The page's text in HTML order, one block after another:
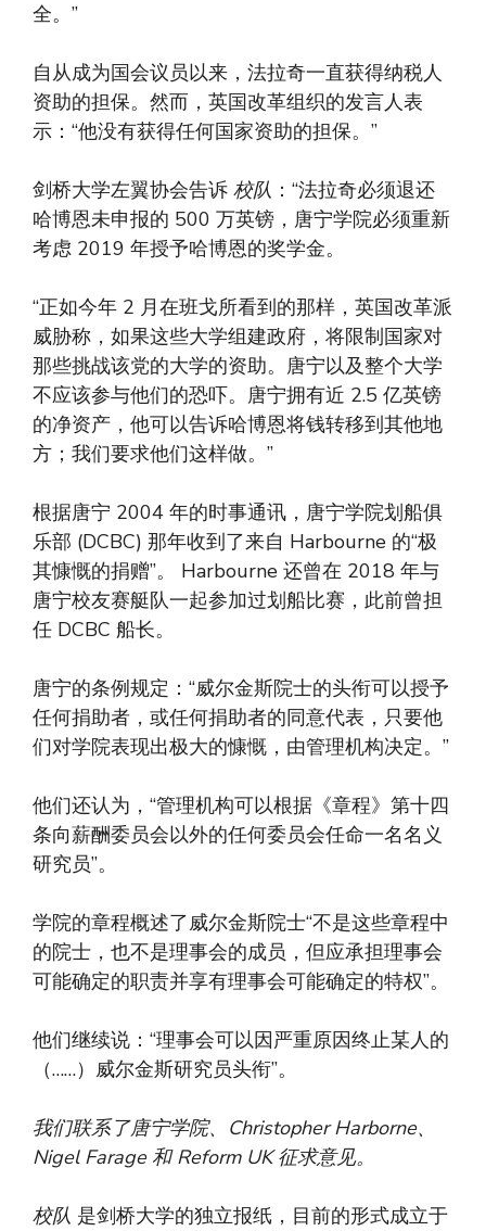
全。”
自从成为国会议员以来，法拉奇一直获得纳税人
资助的担保。然而，英国改革组织的发言人表
示：“他没有获得任何国家资助的担保。”
剑桥大学左翼协会告诉 校队 ：“法拉奇必须退还
哈博恩未申报的 500 万英镑，唐宁学院必须重新
考虑 2019 年授予哈博恩的奖学金。
“正如今年 2 月在班戈所看到的那样，英国改革派
威胁称，如果这些大学组建政府，将限制国家对
那些挑战该党的大学的资助。唐宁以及整个大学
不应该参与他们的恐吓。唐宁拥有近 2.5 亿英镑
的净资产，他可以告诉哈博恩将钱转移到其他地
方；我们要求他们这样做。”
根据唐宁 2004 年的时事通讯，唐宁学院划船俱
乐部 (DCBC) 那年收到了来自 Harbourne 的“极
其慷慨的捐赠”。 Harbourne 还曾在 2018 年与
唐宁校友赛艇队一起参加过划船比赛，此前曾担
任 DCBC 船长。
唐宁的条例规定：“威尔金斯院士的头衔可以授予
任何捐助者，或任何捐助者的同意代表，只要他
们对学院表现出极大的慷慨，由管理机构决定。”
他们还认为，“管理机构可以根据《章程》第十四
条向薪酬委员会以外的任何委员会任命一名名义
研究员”。
学院的章程概述了威尔金斯院士“不是这些章程中
的院士，也不是理事会的成员，但应承担理事会
可能确定的职责并享有理事会可能确定的特权”。
他们继续说：“理事会可以因严重原因终止某人的
（……）威尔金斯研究员头衔”。
我们联系了唐宁学院、Christopher Harborne、
Nigel Farage 和 Reform UK 征求意见。
校队 是剑桥大学的独立报纸，目前的形式成立于